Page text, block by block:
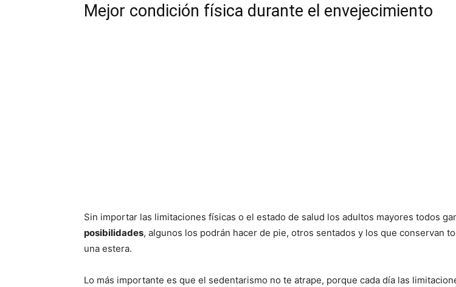
Mejor condición física durante el envejecimiento
Sin importar las limitaciones físicas o el estado de salud los adultos mayores todos
posibilidades, algunos los podrán hacer de pie, otros sentados y los que conservan
una estera.
Lo más importante es que el sedentarismo no te atrape, porque cada día las